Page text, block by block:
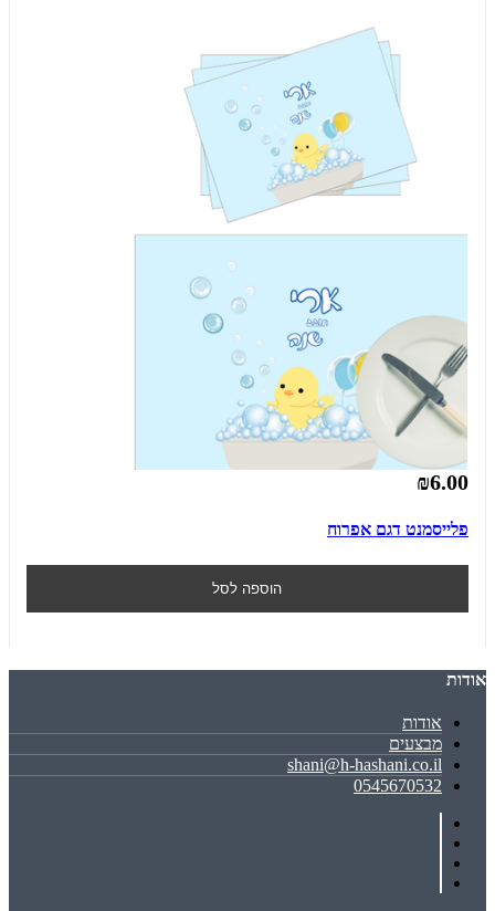
₪6.00
פלייסמנט דגם אפרוח
הוספה לסל
אודות
אודות
מבצעים
shani@h-hashani.co.il
0545670532